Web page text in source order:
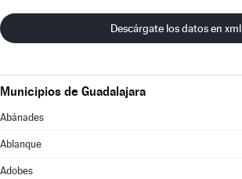
Descárgate los datos en xml
Municipios de Guadalajara
Abánades
Ablanque
Adobes